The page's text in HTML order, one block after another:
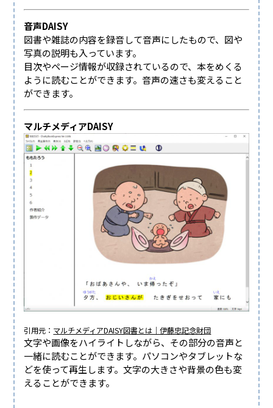
音声DAISY
図書や雑誌の内容を録音して音声にしたもので、図や
写真の説明も入っています。
目次やページ情報が収録されているので、本をめくる
ように読むことができます。音声の速さも変えること
ができます。
マルチメディアDAISY
引用元： マルチメディアDAISY図書とは｜伊藤忠記念財団
文字や画像をハイライトしながら、その部分の音声と
一緒に読むことができます。パソコンやタブレットな
どを使って再生します。文字の大きさや背景の色も変
えることができます。